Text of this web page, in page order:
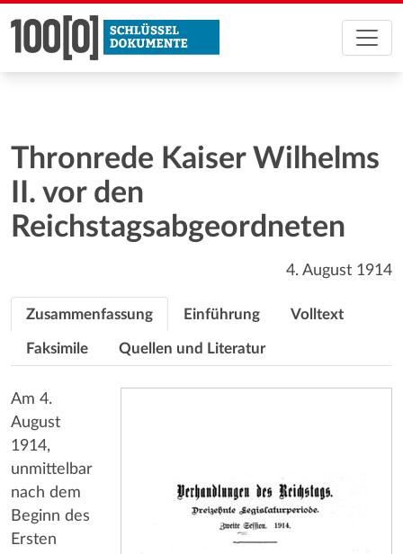
Thronrede Kaiser Wilhelms
II. vor den
Reichstagsabgeordneten
4. August 1914
Zusammenfassung Einführung Volltext
Faksimile Quellen und Literatur
Am 4.
August
1914,
unmittelbar
nach dem
Beginn des
Ersten